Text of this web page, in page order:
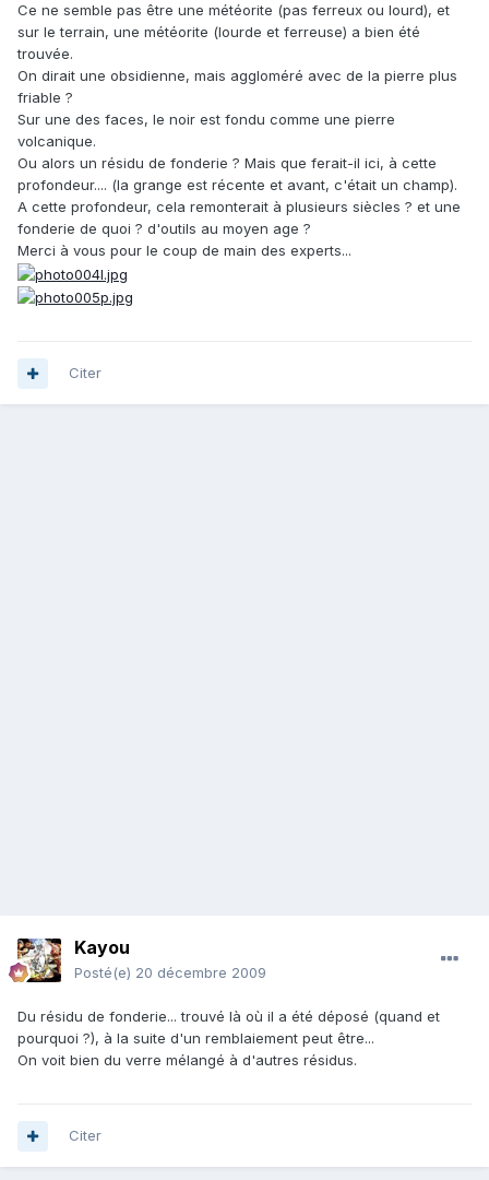
Ce ne semble pas être une météorite (pas ferreux ou lourd), et
sur le terrain, une météorite (lourde et ferreuse) a bien été
trouvée.
On dirait une obsidienne, mais aggloméré avec de la pierre plus
friable ?
Sur une des faces, le noir est fondu comme une pierre
volcanique.
Ou alors un résidu de fonderie ? Mais que ferait-il ici, à cette
profondeur.... (la grange est récente et avant, c'était un champ).
A cette profondeur, cela remonterait à plusieurs siècles ? et une
fonderie de quoi ? d'outils au moyen age ?
Merci à vous pour le coup de main des experts...
Citer
Kayou
Posté(e) 20 décembre 2009
Du résidu de fonderie... trouvé là où il a été déposé (quand et
pourquoi ?), à la suite d'un remblaiement peut être...
On voit bien du verre mélangé à d'autres résidus.
Citer